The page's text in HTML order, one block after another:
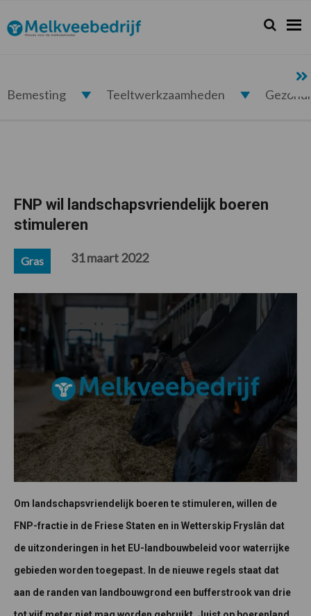
de
hoofdnavigatie
de
hoofd
de
eerste
de
voettekst
Melkveebedrijf.nl Zoeken...
Zoek
Bemesting Teeltwerkzaamheden
FNP wil landschapsvriendelijk boeren
stimuleren
Gras 31 maart 2022
Om landschapsvriendelijk boeren te stimuleren, willen de
FNP-fractie in de Friese Staten en in Wetterskip Fryslân dat
de uitzonderingen in het EU-landbouwbeleid voor waterrijke
gebieden worden toegepast. In de nieuwe regels staat dat
aan de randen van landbouwgrond een bufferstrook van drie